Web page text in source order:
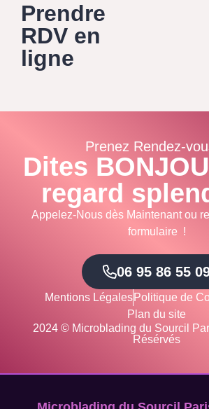
Prendre
RDV en
ligne
Prenez Rendez-
Dites
regard
Appelez-Nous dès Maintenant ou
formulaire !
06 95 86 55
Mentions LégalesPolitique de
Plan du site
2024 © Microblading du Sourcil
Résérvés